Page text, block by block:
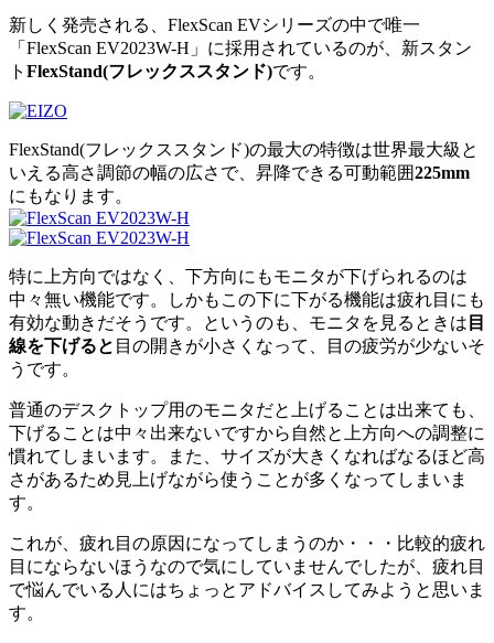
新しく発売される、FlexScan EVシリーズの中で唯一
「FlexScan EV2023W-H」に採用されているのが、新スタン
ト FlexStand(フレックススタンド)です。
FlexStand(フレックススタンド)の最大の特徴は世界最大級と
いえる高さ調節の幅の広さで、昇降できる可動範囲225mm
にもなります。
特に上方向ではなく、下方向にもモニタが下げられるのは
中々無い機能です。しかもこの下に下がる機能は疲れ目にも
有効な動きだそうです。というのも、モニタを見るときは 目
線を下げると 目の開きが小さくなって、目の疲労が少ないそ
うです。
普通のデスクトップ用のモニタだと上げることは出来ても、
下げることは中々出来ないですから自然と上方向への調整に
慣れてしまいます。また、サイズが大きくなればなるほど高
さがあるため見上げながら使うことが多くなってしまいま
す。
これが、疲れ目の原因になってしまうのか・・・比較的疲れ
目にならないほうなので気にしていませんでしたが、疲れ目
で悩んでいる人にはちょっとアドバイスしてみようと思いま
す。